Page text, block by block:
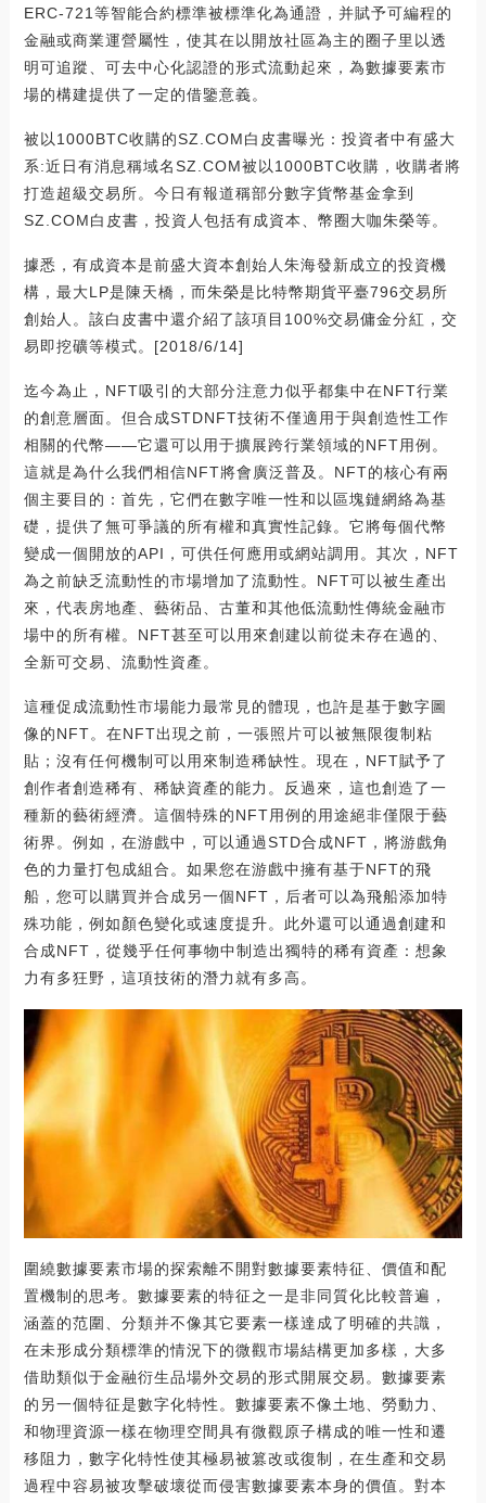
ERC-721等智能合約標準被標準化為通證，并賦予可編程的
金融或商業運營屬性，使其在以開放社區為主的圈子里以透
明可追蹤、可去中心化認證的形式流動起來，為數據要素市
場的構建提供了一定的借鑒意義。
被以1000BTC收購的SZ.COM白皮書曝光：投資者中有盛大
系:近日有消息稱域名SZ.COM被以1000BTC收購，收購者將
打造超級交易所。今日有報道稱部分數字貨幣基金拿到
SZ.COM白皮書，投資人包括有成資本、幣圈大咖朱榮等。
據悉，有成資本是前盛大資本創始人朱海發新成立的投資機
構，最大LP是陳天橋，而朱榮是比特幣期貨平臺796交易所
創始人。該白皮書中還介紹了該項目100%交易傭金分紅，交
易即挖礦等模式。[2018/6/14]
迄今為止，NFT吸引的大部分注意力似乎都集中在NFT行業
的創意層面。但合成STDNFT技術不僅適用于與創造性工作
相關的代幣——它還可以用于擴展跨行業領域的NFT用例。
這就是為什么我們相信NFT將會廣泛普及。NFT的核心有兩
個主要目的：首先，它們在數字唯一性和以區塊鏈網絡為基
礎，提供了無可爭議的所有權和真實性記錄。它將每個代幣
變成一個開放的API，可供任何應用或網站調用。其次，NFT
為之前缺乏流動性的市場增加了流動性。NFT可以被生產出
來，代表房地產、藝術品、古董和其他低流動性傳統金融市
場中的所有權。NFT甚至可以用來創建以前從未存在過的、
全新可交易、流動性資產。
這種促成流動性市場能力最常見的體現，也許是基于數字圖
像的NFT。在NFT出現之前，一張照片可以被無限復制粘
貼；沒有任何機制可以用來制造稀缺性。現在，NFT賦予了
創作者創造稀有、稀缺資產的能力。反過來，這也創造了一
種新的藝術經濟。這個特殊的NFT用例的用途絕非僅限于藝
術界。例如，在游戲中，可以通過STD合成NFT，將游戲角
色的力量打包成組合。如果您在游戲中擁有基于NFT的飛
船，您可以購買并合成另一個NFT，后者可以為飛船添加特
殊功能，例如顏色變化或速度提升。此外還可以通過創建和
合成NFT，從幾乎任何事物中制造出獨特的稀有資產：想象
力有多狂野，這項技術的潛力就有多高。
圍繞數據要素市場的探索離不開對數據要素特征、價值和配
置機制的思考。數據要素的特征之一是非同質化比較普遍，
涵蓋的范圍、分類并不像其它要素一樣達成了明確的共識，
在未形成分類標準的情況下的微觀市場結構更加多樣，大多
借助類似于金融衍生品場外交易的形式開展交易。數據要素
的另一個特征是數字化特性。數據要素不像土地、勞動力、
和物理資源一樣在物理空間具有微觀原子構成的唯一性和遷
移阻力，數字化特性使其極易被篡改或復制，在生產和交易
過程中容易被攻擊破壞從而侵害數據要素本身的價值。對本